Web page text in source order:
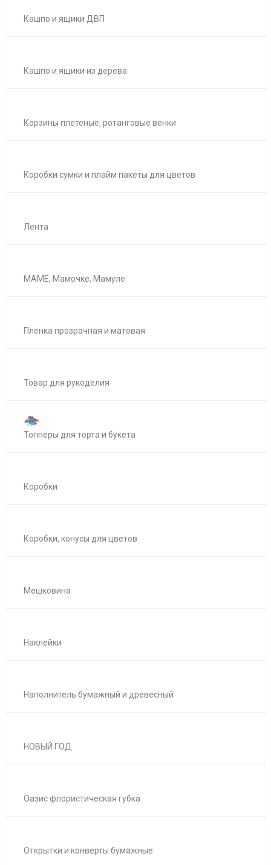
Кашпо и ящики ДВП
Кашпо и ящики из дерева
Корзины плетеные, ротанговые венки
Коробки сумки и плайм пакеты для цветов
Лента
МАМЕ, Мамочке, Мамуле
Пленка прозрачная и матовая
Товар для рукоделия
Топперы для торта и букета
Коробки
Коробки, конусы для цветов
Мешковина
Наклейки
Наполнитель бумажный и древесный
НОВЫЙ ГОД
Оазис флористическая губка
Открытки и конверты бумажные